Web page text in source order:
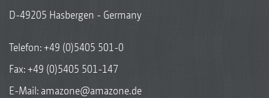
D-49205 Hasbergen - Germany
Telefon:+49 (0)5405 501-0
Fax: +49 (0)5405 501-147
E-Mail: amazone@amazone.de